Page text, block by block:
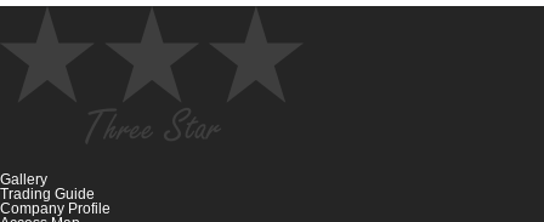
Gallery
Trading Guide
Company Profile